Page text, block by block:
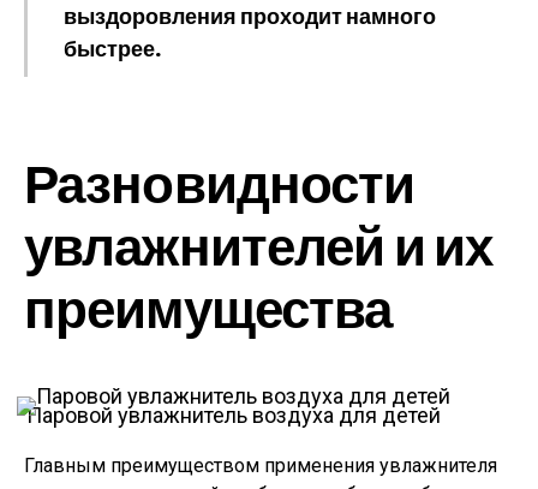
выздоровления проходит намного
быстрее.
Разновидности
увлажнителей и их
преимущества
Паровой увлажнитель воздуха для детей
Главным преимуществом применения увлажнителя